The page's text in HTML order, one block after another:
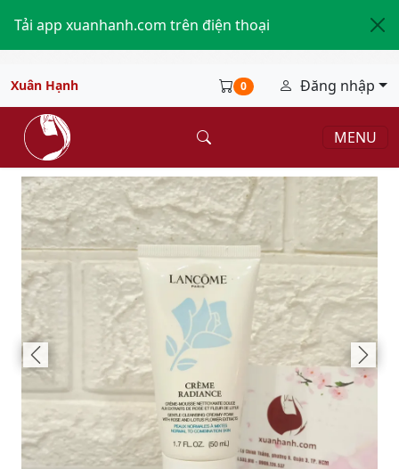
Tải app xuanhanh.com trên điện thoại
Xuân Hạnh 0 Đăng nhập
MENU